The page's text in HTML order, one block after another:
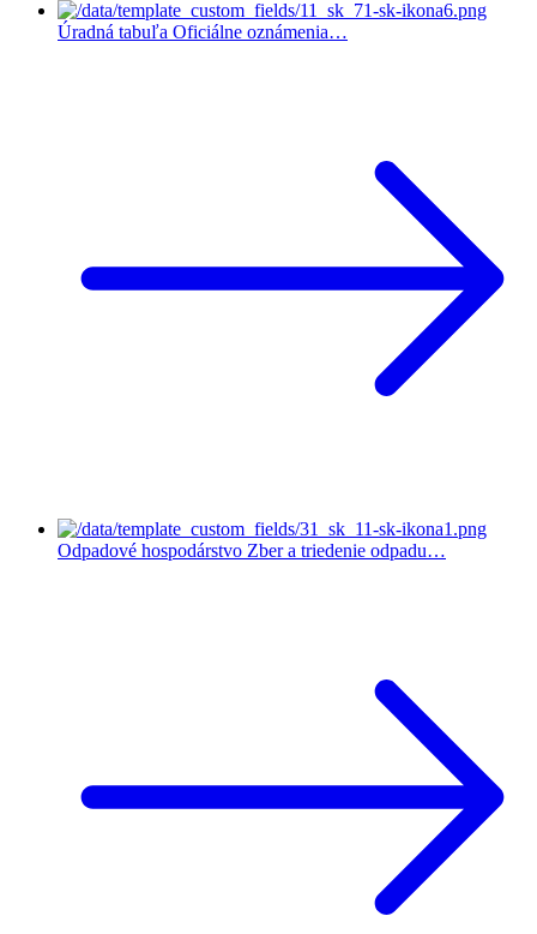
Úradná tabuľa Oficiálne oznámenia…
Odpadové hospodárstvo Zber a triedenie odpadu…